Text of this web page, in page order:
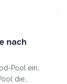
nach
Pool ein,
die